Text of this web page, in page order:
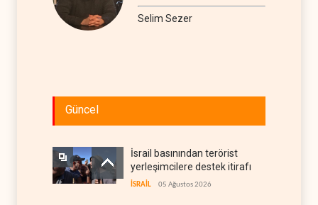
Selim Sezer
Güncel
İsrail basınından terörist
yerleşimcilere destek itirafı
İSRAİL 05 Ağustos 2026